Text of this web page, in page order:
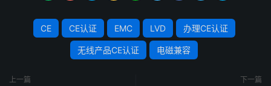
CE CE认证 EMC LVD 办理CE认证
无线产品CE认证 电磁兼容
上一篇 下一篇